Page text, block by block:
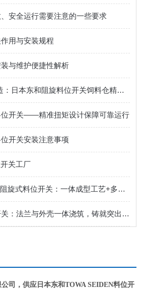
安全运行需要注意的一些要求
用与安装规程
与维护便捷性解析
多重密封·精工制造：日本东和阻旋料位开关饲料仓精准控料
位开关——精准扭矩设计保障可靠运行
开关安装注意事项
关工厂
日本東和PRL-100阻旋式料位开关：一体成型工艺+多重密封，定义可靠防护！
东和阻旋式料位开关：法兰与外壳一体浇筑，铸就突出性能
司，供应日本东和TOWA SEIDEN料位开